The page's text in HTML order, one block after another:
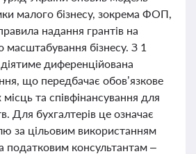
малого бізнесу, зокрема ФОП,
надання грантів на
масштабування бізнесу. З 1
диференційована
що передбачає обов’язкове
та співфінансування для
Для бухгалтерів це означає
за цільовим використанням
податковим консультантам –